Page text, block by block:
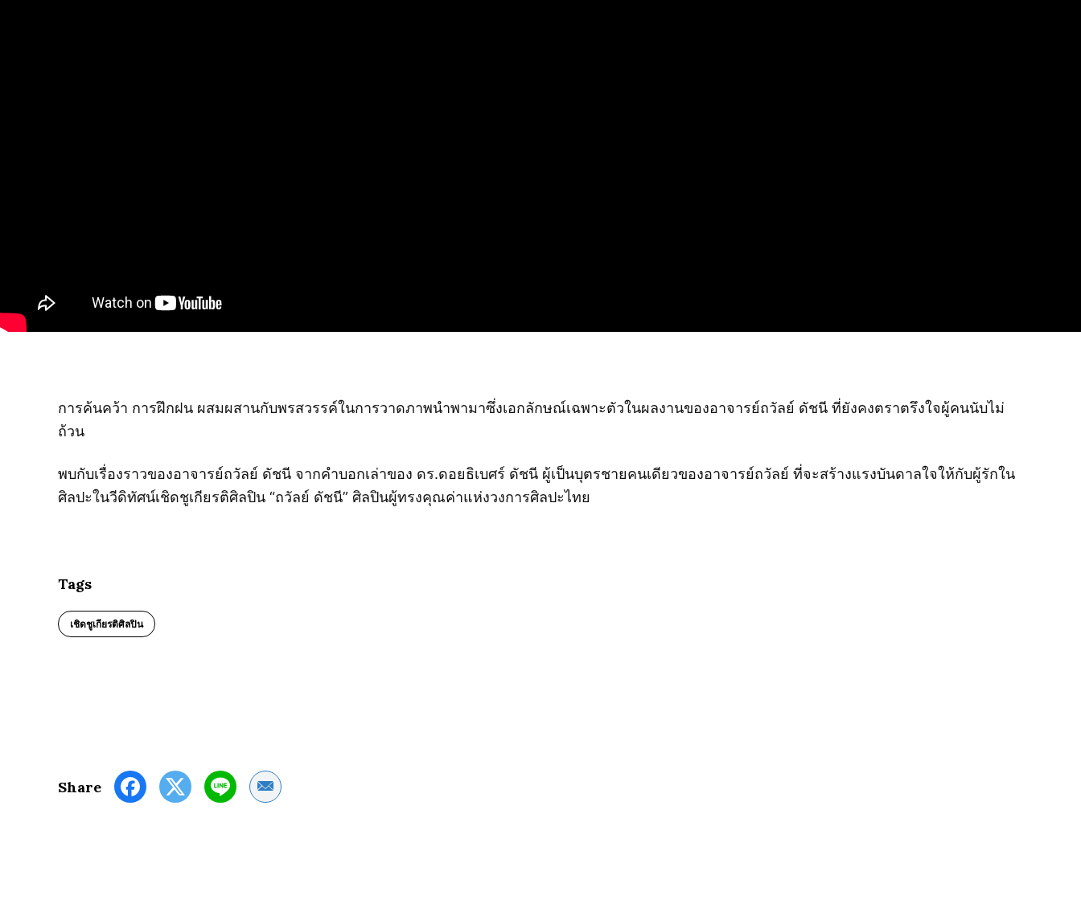
การค้นคว้า การฝึกฝน ผสมผสานกับพรสวรรค์ในการวาดภาพนำพามาซึ่งเอกลักษณ์เฉพาะตัวในผลงานของอาจารย์ถวัลย์ ดัชนี ที่ยังคงตราตรึงใจผู้คนนับไม่
ถ้วน
พบกับเรื่องราวของอาจารย์ถวัลย์ ดัชนี จากคำบอกเล่าของ ดร.ดอยธิเบศร์ ดัชนี ผู้เป็นบุตรชายคนเดียวของอาจารย์ถวัลย์ ที่จะสร้างแรงบันดาลใจให้กับผู้รักใน
ศิลปะในวีดิทัศน์เชิดชูเกียรติศิลปิน “ถวัลย์ ดัชนี” ศิลปินผู้ทรงคุณค่าแห่งวงการศิลปะไทย
Tags
เชิดชูเกียรติศิลปิน
Share Share by Email